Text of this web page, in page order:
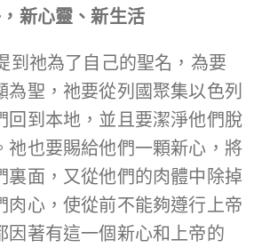
新心靈、新生活
到祂為了自己的聖名，為要
為聖，祂要從列國聚集以色列
回到本地，並且要潔淨他們脫
祂也要賜給他們一顆新心，將
裏面，又從他們的肉體中除掉
肉心，使從前不能夠遵行上帝
因著有這一個新心和上帝的